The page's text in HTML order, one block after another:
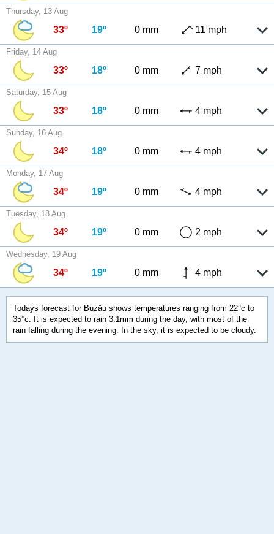
Thursday, 13 Aug
33º 19º 0 mm 11 mph
Friday, 14 Aug
33º 18º 0 mm 7 mph
Saturday, 15 Aug
33º 18º 0 mm 4 mph
Sunday, 16 Aug
34º 18º 0 mm 4 mph
Monday, 17 Aug
34º 19º 0 mm 4 mph
Tuesday, 18 Aug
34º 19º 0 mm 2 mph
Wednesday, 19 Aug
34º 19º 0 mm 4 mph
Todays forecast for Buzău shows temperatures ranging from 22°c to
35°c. It is expected to rain 3.1mm during the day, with most of the
rain falling during the evening. In the sky, it is expected to be cloudy.